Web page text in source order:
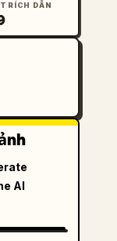
TRÍCH DẪN
AI